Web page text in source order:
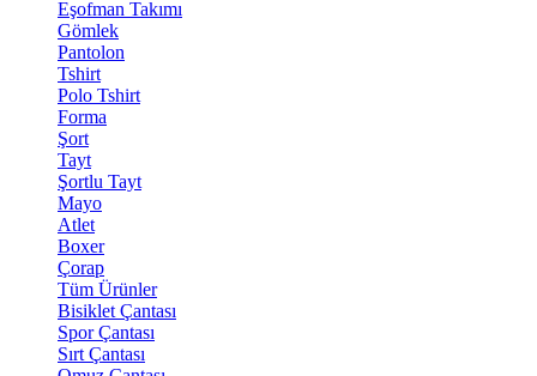
Eşofman Takımı
Gömlek
Pantolon
Tshirt
Polo Tshirt
Forma
Şort
Tayt
Şortlu Tayt
Mayo
Atlet
Boxer
Çorap
Tüm Ürünler
Bisiklet Çantası
Spor Çantası
Sırt Çantası